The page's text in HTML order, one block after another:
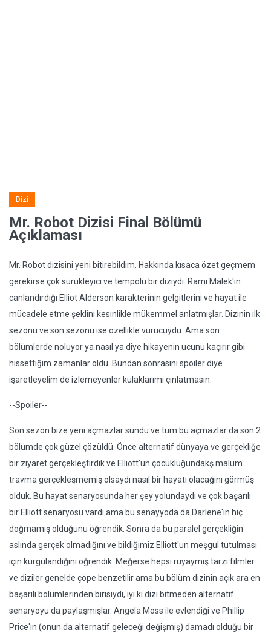
Dizi
Mr. Robot Dizisi Final Bölümü
Açıklaması
Mr. Robot dizisini yeni bitirebildim. Hakkında kısaca özet geçmem
gerekirse çok sürükleyici ve tempolu bir diziydi. Rami Malek'in
canlandırdığı Elliot Alderson karakterinin gelgitlerini ve hayat ile
mücadele etme şeklini kesinlikle mükemmel anlatmışlar. Dizinin ilk
sezonu ve son sezonu ise özellikle vurucuydu. Ama son
bölümlerde noluyor ya nasıl ya diye hikayenin ucunu kaçırır gibi
hissettiğim zamanlar oldu. Bundan sonrasını spoiler diye
işaretleyelim de izlemeyenler kulaklarımı çınlatmasın.
--Spoiler--
Son sezon bize yeni açmazlar sundu ve tüm bu açmazlar da son 2
bölümde çok güzel çözüldü. Önce alternatif dünyaya ve gerçekliğe
bir ziyaret gerçekleştirdik ve Elliott'un çocukluğundakş malum
travma gerçekleşmemiş olsaydı nasıl bir hayatı olacağını görmüş
olduk. Bu hayat senaryosunda her şey yolundaydı ve çok başarılı
bir Elliott senaryosu vardı ama bu senayyoda da Darlene'in hiç
doğmamış olduğunu öğrendik. Sonra da bu paralel gerçekliğin
aslında gerçek olmadığını ve bildiğimiz Elliott'un meşgul tutulması
için kurgulandığını öğrendik. Meğerse hepsi rüyaymış tarzı filmler
ve diziler genelde çöpe benzetilir ama bu bölüm dizinin açık ara en
başarılı bölümlerinden birisiydi, iyi ki dizi bitmeden alternatif
senaryoyu da paylaşmışlar. Angela Moss ile evlendiği ve Phillip
Price'ın (onun da alternatif geleceği değişmiş) damadı olduğu bir